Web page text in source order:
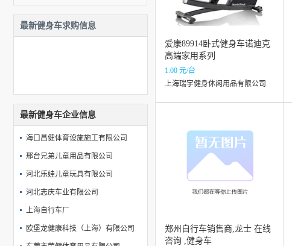
最新健身车求购信息
最新健身车企业信息
海口昌健体育设施施工有限公司
邢台兄弟儿童用品有限公司
河北乐娃儿童玩具有限公司
河北志庆车业有限公司
上海自行车厂
欧堡龙健康科技（上海）有限公司
爱康89914卧式健身车诺迪克
高端家用系列
1.00 元/台
上海瑞宇健身休闲用品有限公司
郑州自行车销售商,龙士 在线
咨询 ,健身车